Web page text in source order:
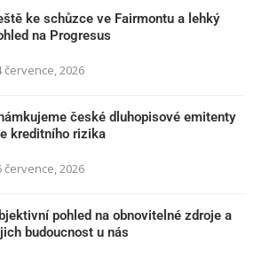
ke schůzce ve Fairmontu a lehký
na Progresus
července, 2026
české dluhopisové emitenty
kreditního rizika
července, 2026
pohled na obnovitelné zdroje a
budoucnost u nás